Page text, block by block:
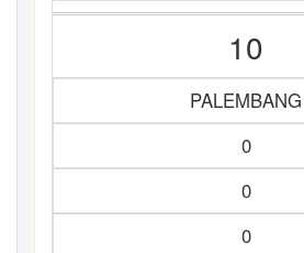
10
PALEMBANG
0
0
0